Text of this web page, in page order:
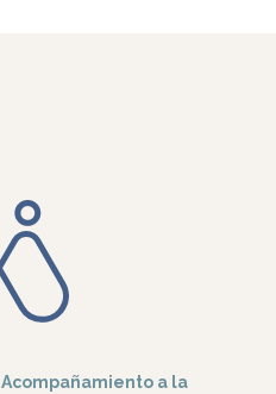
Acompañamiento a la